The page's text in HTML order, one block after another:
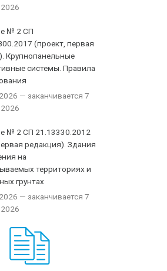
№ 2 СП
(проект, первая
Крупнопанельные
системы. Правила
— заканчивается 7
№ 2 СП 21.13330.2012
редакция). Здания
на
территориях и
грунтах
— заканчивается 7